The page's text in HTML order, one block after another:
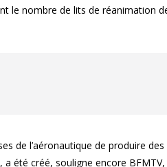
le nombre de lits de réanimation
de l’aéronautique de produire
été créé, souligne encore